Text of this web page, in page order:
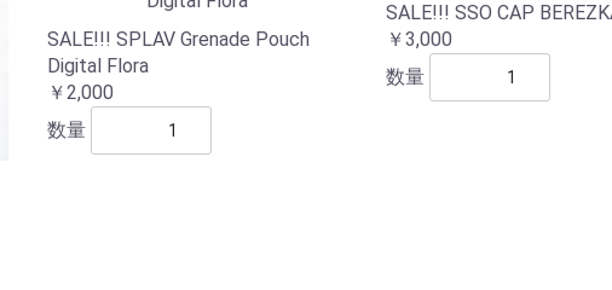
SALE!!! SPLAV Grenade Pouch
Digital Flora
￥2,000
数量
SALE!!! SSO CAP
￥3,000
数量